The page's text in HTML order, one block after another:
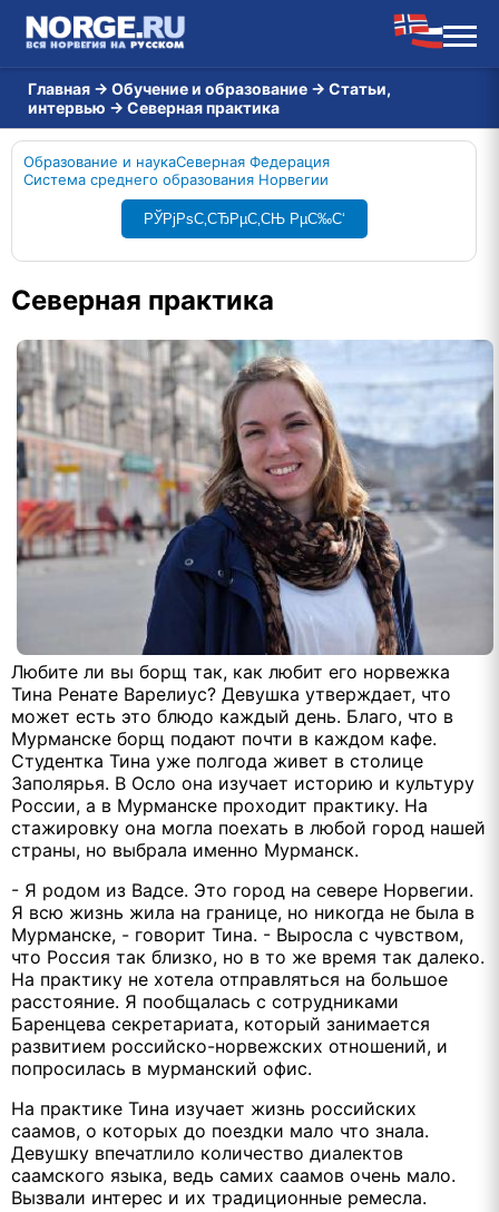
Главная → Обучение и образование → Статьи,
интервью → Северная практика
Образование и наукаСеверная Федерация
Система среднего образования Норвегии
РЎРјРѕС‚СЂРµС‚СЊ РµС‰С‘
Северная практика
Любите ли вы борщ так, как любит его норвежка
Тина Ренате Варелиус? Девушка утверждает, что
может есть это блюдо каждый день. Благо, что в
Мурманске борщ подают почти в каждом кафе.
Студентка Тина уже полгода живет в столице
Заполярья. В Осло она изучает историю и культуру
России, а в Мурманске проходит практику. На
стажировку она могла поехать в любой город нашей
страны, но выбрала именно Мурманск.
- Я родом из Вадсе. Это город на севере Норвегии.
Я всю жизнь жила на границе, но никогда не была в
Мурманске, - говорит Тина. - Выросла с чувством,
что Россия так близко, но в то же время так далеко.
На практику не хотела отправляться на большое
расстояние. Я пообщалась с сотрудниками
Баренцева секретариата, который занимается
развитием российско-норвежских отношений, и
попросилась в мурманский офис.
На практике Тина изучает жизнь российских
саамов, о которых до поездки мало что знала.
Девушку впечатлило количество диалектов
саамского языка, ведь самих саамов очень мало.
Вызвали интерес и их традиционные ремесла.